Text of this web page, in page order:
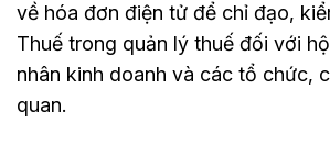
về hóa đơn điện tử để chỉ đạo,
Thuế trong quản lý thuế đối với
nhân kinh doanh và các tổ chức,
quan.